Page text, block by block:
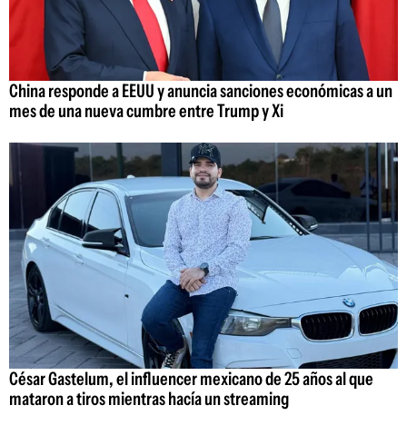
China responde a EEUU y anuncia sanciones económicas a un
mes de una nueva cumbre entre Trump y Xi
César Gastelum, el influencer mexicano de 25 años al que
mataron a tiros mientras hacía un streaming